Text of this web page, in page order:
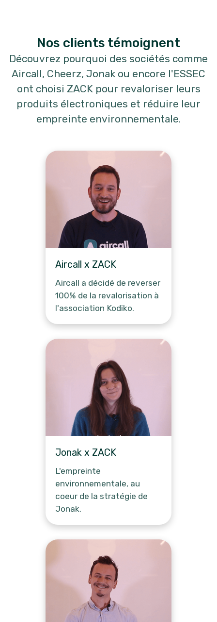
Nos clients témoignent
Découvrez pourquoi des sociétés comme
Aircall, Cheerz, Jonak ou encore l'ESSEC
ont choisi ZACK pour revaloriser leurs
produits électroniques et réduire leur
empreinte environnementale.
Aircall x ZACK
Aircall a décidé de reverser
100% de la revalorisation à
l'association Kodiko.
Jonak x ZACK
L'empreinte
environnementale, au
coeur de la stratégie de
Jonak.